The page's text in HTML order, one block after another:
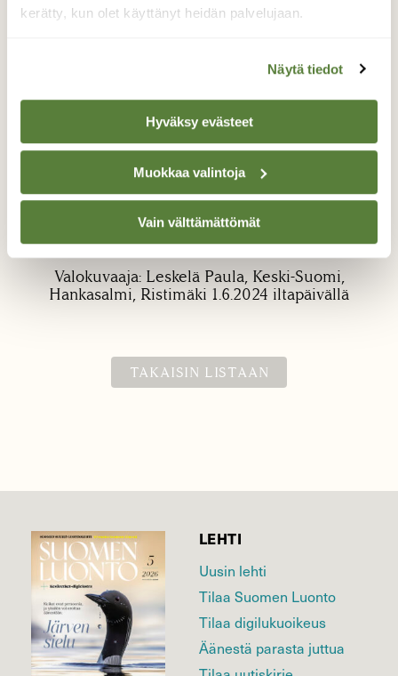
kerätty, kun olet käyttänyt heidän palvelujaan.
Näytä tiedot
Hyväksy evästeet
Muokkaa valintoja
Vain välttämättömät
Sokkoperhonen?
Nämä parittelevat perhoset kuvattu
ruusupensaassa, Hankasalmi, Keski-Suomi
1.6.2024 Ovatko nämä sokkoperhosia?
Valokuvaaja: Leskelä Paula, Keski-Suomi,
Hankasalmi, Ristimäki 1.6.2024 iltapäivällä
TAKAISIN LISTAAN
LEHTI
Uusin lehti
Tilaa Suomen Luonto
Tilaa digilukuoikeus
Äänestä parasta juttua